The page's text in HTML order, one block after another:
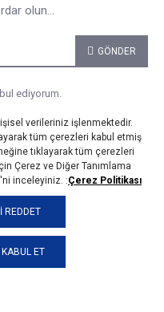
olun...
GÖNDER
ediyorum.
ET
verileriniz işlenmektedir.
tüm çerezleri kabul etmiş
tıklayarak tüm çerezleri
Çerez ve Diğer Tanımlama
inceleyiniz. :Çerez Politikası
REDDET